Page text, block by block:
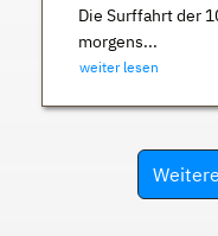
Die Surffahrt der
morgens...
weiter lesen